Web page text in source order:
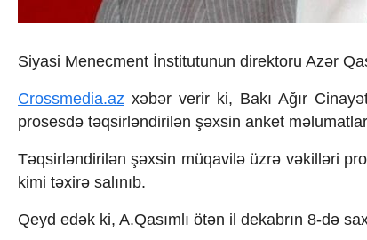
Neft-qaz
Kənd təsərrüfatı
Telekommunikasiya və nəqliyyat
COP29
Crossmedia.az - 1 yaş
Siyasət
Ekologiya
Siyasi Menecment İnstitutunun direktoru Azər
Crossmedia.az xəbər verir ki, Bakı Ağır
prosesdə təqsirləndirilən şəxsin anket
Təqsirləndirilən şəxsin müqavilə üzrə vəkilləri
kimi təxirə salınıb.
Qeyd edək ki, A.Qasımlı ötən il dekabrın 8-də